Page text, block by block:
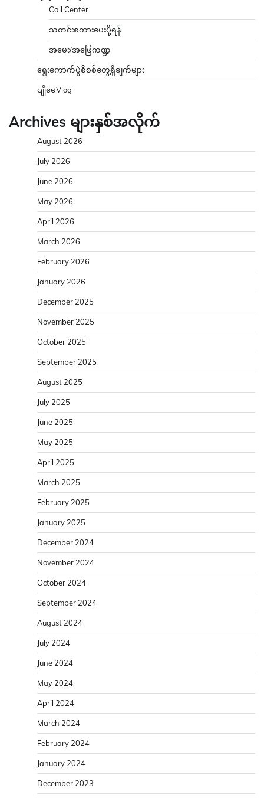
Call Center
သတင်းစကားပေးပို့ရန်
အမေး/အဖြေကဏ္ဍ
ရွေးကောက်ပွဲစိစစ်တွေ့ရှိချက်များ
ပျိုမေVlog
Archives များနှစ်အလိုက်
August 2026
July 2026
June 2026
May 2026
April 2026
March 2026
February 2026
January 2026
December 2025
November 2025
October 2025
September 2025
August 2025
July 2025
June 2025
May 2025
April 2025
March 2025
February 2025
January 2025
December 2024
November 2024
October 2024
September 2024
August 2024
July 2024
June 2024
May 2024
April 2024
March 2024
February 2024
January 2024
December 2023